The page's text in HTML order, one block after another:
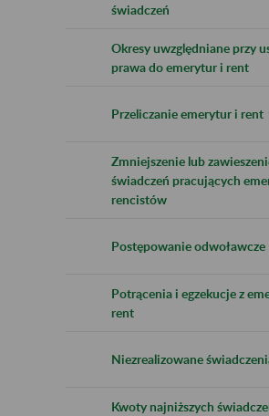
świadczeń
Okresy uwzględniane przy
prawa do emerytur i rent
Przeliczanie emerytur i rent
Zmniejszenie lub
świadczeń pracujących
rencistów
Postępowanie odwoławcze
Potrącenia i egzekucje z
rent
Niezrealizowane
Kwoty najniższych